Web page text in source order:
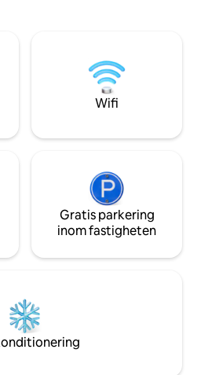
Parkering är
den motsatta
Wifi
Gratis parkering
inom fastigheten